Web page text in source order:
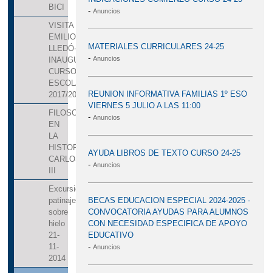
BICI
VISITA
EMILIO
LLEDÓ-
INAUGURACIÓN
CURSO
ESCOLAR
2017/2018.
FILOSOFÍA.10_03_2017_MUJERES
EN
LA
HISTORIA_UNIVERSIDAD
CARLOS
Excursión
patinaje
sobre
hielo
21-
11-
2014
- Anuncios
MATERIALES CURRICULARES 24-25
- Anuncios
REUNION INFORMATIVA FAMILIAS 1º ESO
VIERNES 5 JULIO A LAS 11:00
- Anuncios
AYUDA LIBROS DE TEXTO CURSO 24-25
- Anuncios
BECAS EDUCACION ESPECIAL 2024-2025 -
CONVOCATORIA AYUDAS PARA ALUMNOS
CON NECESIDAD ESPECIFICA DE APOYO
EDUCATIVO
- Anuncios